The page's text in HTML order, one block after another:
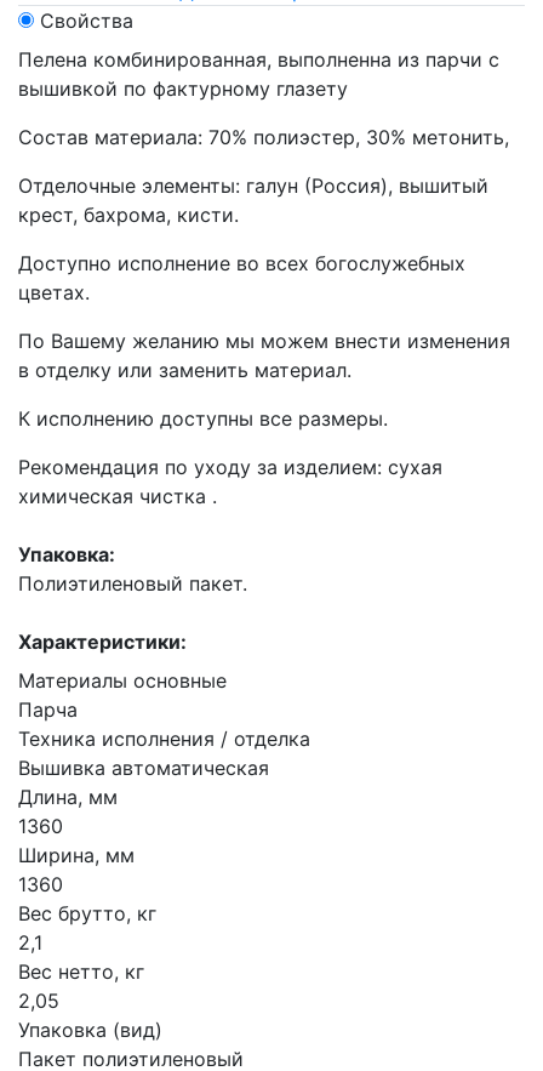
Свойства
Пелена комбинированная, выполненна из парчи с
вышивкой по фактурному глазету
Состав материала: 70% полиэстер, 30% метонить,
Отделочные элементы: галун (Россия), вышитый
крест, бахрома, кисти.
Доступно исполнение во всех богослужебных
цветах.
По Вашему желанию мы можем внести изменения
в отделку или заменить материал.
К исполнению доступны все размеры.
Рекомендация по уходу за изделием: сухая
химическая чистка .
Упаковка:
Полиэтиленовый пакет.
Характеристики:
Материалы основные
Парча
Техника исполнения / отделка
Вышивка автоматическая
Длина, мм
1360
Ширина, мм
1360
Вес брутто, кг
2,1
Вес нетто, кг
2,05
Упаковка (вид)
Пакет полиэтиленовый